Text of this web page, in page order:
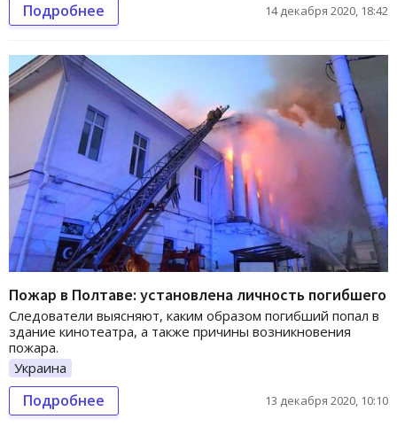
Подробнее 14 декабря 2020, 18:42
Пожар в Полтаве: установлена личность погибшего
Следователи выясняют, каким образом погибший попал в
здание кинотеатра, а также причины возникновения
пожара.
Украина
Подробнее 13 декабря 2020, 10:10